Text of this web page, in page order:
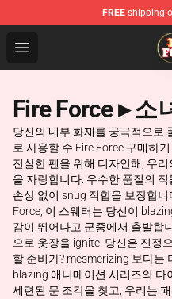
FREE shipping
Open menu
Fire Force Store -
Fire Force ▸ 소
당신의 내부 화재를 궁극적으로
로 사용할 수 Fire Force 구매하
진실한 팬을 위해 디자인해, 우
을 자랑합니다. 우수한 품질의
손상 없이 snug 적합을 보장합
Force, 이 스웨터는 당신이
감이 뛰어나고 군중에서 출발합
으로 옷장을 ignite! 당신은 진정
할 준비가? mesmerizing 보다는
blazing 애니메이션 시리즈의 다
세련된 문 조각을 찾고, 우리는